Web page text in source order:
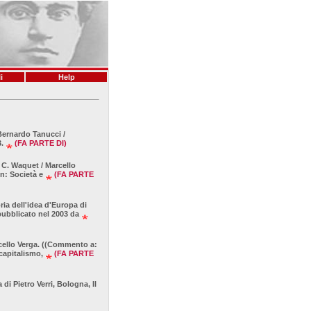
Help
Tanucci /
(FA PARTE DI)
Waquet / Marcello
Società e
(FA PARTE
dell'idea d'Europa di
nel 2003 da
Verga. ((Commento a:
(FA PARTE
di Pietro Verri, Bologna, Il